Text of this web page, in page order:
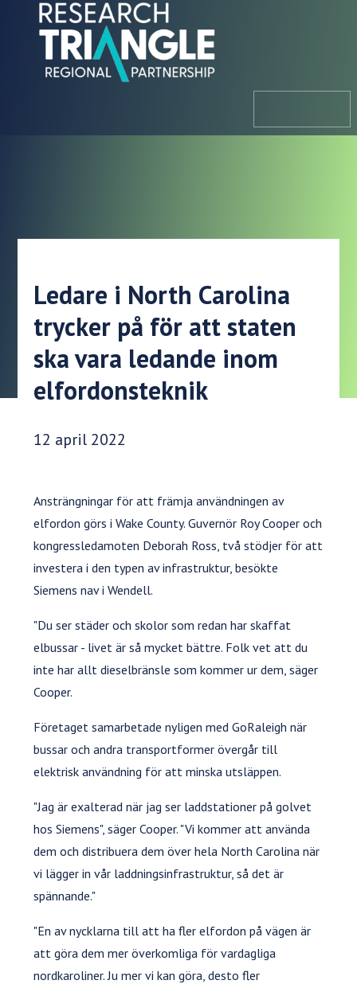
Hoppa till innehållet
Ledare i North Carolina
trycker på för att staten
ska vara ledande inom
elfordonsteknik
Publiceringsdatum:
12 april 2022
Ansträngningar för att främja användningen av
elfordon görs i Wake County. Guvernör Roy Cooper och
kongressledamoten Deborah Ross, två stödjer för att
investera i den typen av infrastruktur, besökte
Siemens nav i Wendell.
"Du ser städer och skolor som redan har skaffat
elbussar - livet är så mycket bättre. Folk vet att du
inte har allt dieselbränsle som kommer ur dem, säger
Cooper.
Företaget samarbetade nyligen med GoRaleigh när
bussar och andra transportformer övergår till
elektrisk användning för att minska utsläppen.
"Jag är exalterad när jag ser laddstationer på golvet
hos Siemens", säger Cooper. "Vi kommer att använda
dem och distribuera dem över hela North Carolina när
vi lägger in vår laddningsinfrastruktur, så det är
spännande."
"En av nycklarna till att ha fler elfordon på vägen är
att göra dem mer överkomliga för vardagliga
nordkaroliner. Ju mer vi kan göra, desto fler